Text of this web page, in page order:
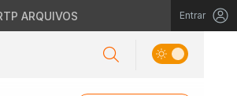
ARQUIVOS Entrar